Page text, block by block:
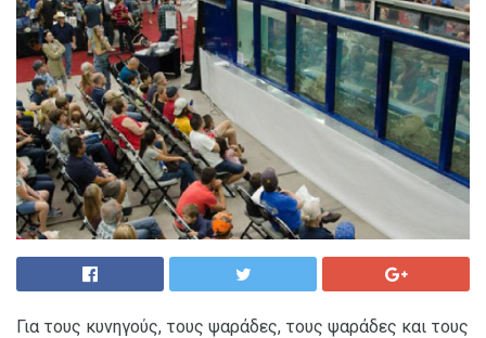
Για τους κυνηγούς, τους ψαράδες, τους ψαράδες και τους